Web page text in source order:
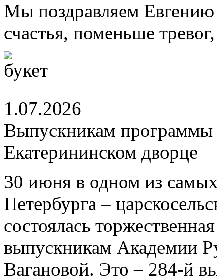
Мы поздравляем
счастья, поменьше
1.07.2026
Выпускникам
Екатерининском дворце
30 июня в одном из
Петербурга –
состоялась
выпускникам Академии
Вагановой. Это – 284-й